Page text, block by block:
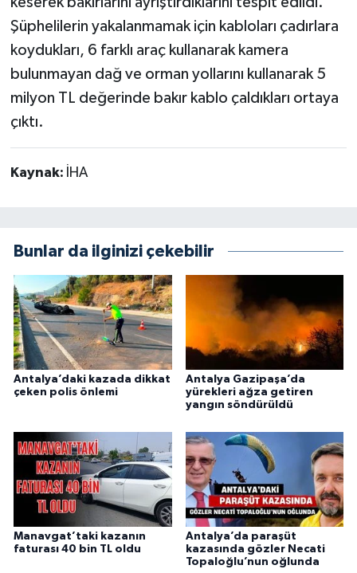
Şüphelilerin yakalanmamak için kabloları çadırlara
koydukları, 6 farklı araç kullanarak kamera
bulunmayan dağ ve orman yollarını kullanarak 5
milyon TL değerinde bakır kablo çaldıkları ortaya
çıktı.
Kaynak: İHA
Bunlar da ilginizi çekebilir
Antalya’daki kazada dikkat
çeken polis önlemi
Antalya Gazipaşa’da
yürekleri ağza getiren
yangın söndürüldü
Manavgat’taki kazanın
faturası 40 bin TL oldu
Antalya’da paraşüt
kazasında gözler Necati
Topaloğlu’nun oğlunda